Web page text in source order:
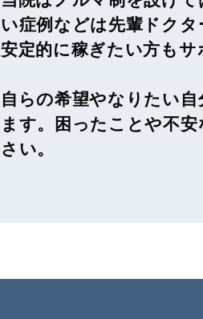
い症例などは先輩ドクタ
安定的に稼ぎたい方もサ
自らの希望やなりたい
ます。困ったことや不
さい。